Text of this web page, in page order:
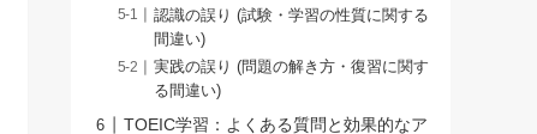
認識の誤り (試験・学習の性質に関する
間違い)
実践の誤り (問題の解き方・復習に関す
る間違い)
TOEIC学習：よくある質問と効果的なア